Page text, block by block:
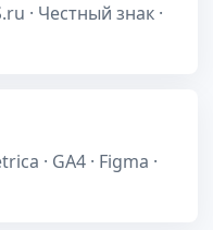
· Честный знак ·
· GA4 · Figma ·